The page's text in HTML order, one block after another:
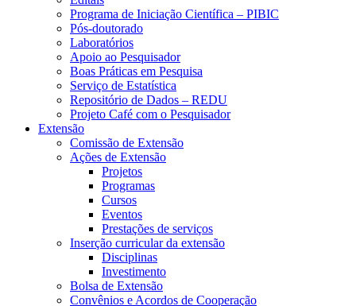
Programa de Iniciação Científica – PIBIC
Pós-doutorado
Laboratórios
Apoio ao Pesquisador
Boas Práticas em Pesquisa
Serviço de Estatística
Repositório de Dados – REDU
Projeto Café com o Pesquisador
Extensão
Comissão de Extensão
Ações de Extensão
Projetos
Programas
Cursos
Eventos
Prestações de serviços
Inserção curricular da extensão
Disciplinas
Investimento
Bolsa de Extensão
Convênios e Acordos de Cooperação